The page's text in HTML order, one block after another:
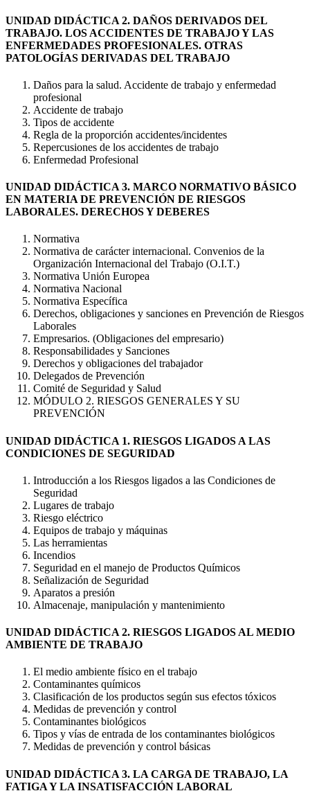
UNIDAD DIDÁCTICA 2. DAÑOS DERIVADOS DEL
TRABAJO. LOS ACCIDENTES DE TRABAJO Y LAS
ENFERMEDADES PROFESIONALES. OTRAS
PATOLOGÍAS DERIVADAS DEL TRABAJO
Daños para la salud. Accidente de trabajo y enfermedad
profesional
Accidente de trabajo
Tipos de accidente
Regla de la proporción accidentes/incidentes
Repercusiones de los accidentes de trabajo
Enfermedad Profesional
UNIDAD DIDÁCTICA 3. MARCO NORMATIVO BÁSICO
EN MATERIA DE PREVENCIÓN DE RIESGOS
LABORALES. DERECHOS Y DEBERES
Normativa
Normativa de carácter internacional. Convenios de la
Organización Internacional del Trabajo (O.I.T.)
Normativa Unión Europea
Normativa Nacional
Normativa Específica
Derechos, obligaciones y sanciones en Prevención de Riesgos
Laborales
Empresarios. (Obligaciones del empresario)
Responsabilidades y Sanciones
Derechos y obligaciones del trabajador
Delegados de Prevención
Comité de Seguridad y Salud
MÓDULO 2. RIESGOS GENERALES Y SU
PREVENCIÓN
UNIDAD DIDÁCTICA 1. RIESGOS LIGADOS A LAS
CONDICIONES DE SEGURIDAD
Introducción a los Riesgos ligados a las Condiciones de
Seguridad
Lugares de trabajo
Riesgo eléctrico
Equipos de trabajo y máquinas
Las herramientas
Incendios
Seguridad en el manejo de Productos Químicos
Señalización de Seguridad
Aparatos a presión
Almacenaje, manipulación y mantenimiento
UNIDAD DIDÁCTICA 2. RIESGOS LIGADOS AL MEDIO
AMBIENTE DE TRABAJO
El medio ambiente físico en el trabajo
Contaminantes químicos
Clasificación de los productos según sus efectos tóxicos
Medidas de prevención y control
Contaminantes biológicos
Tipos y vías de entrada de los contaminantes biológicos
Medidas de prevención y control básicas
UNIDAD DIDÁCTICA 3. LA CARGA DE TRABAJO, LA
FATIGA Y LA INSATISFACCIÓN LABORAL